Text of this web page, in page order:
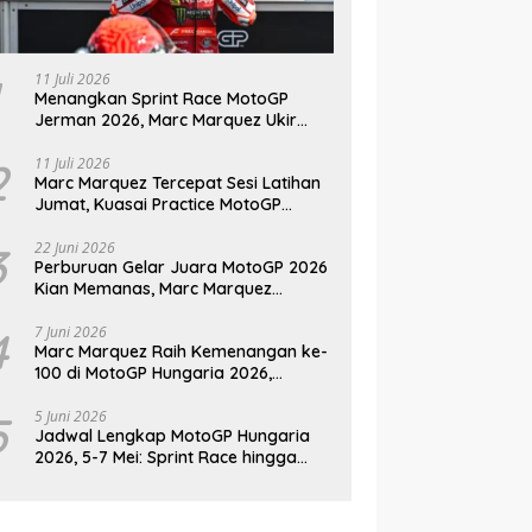
11 Juli 2026
Menangkan Sprint Race MotoGP
Jerman 2026, Marc Marquez Ukir
11 Juli 2026
Marc Marquez Tercepat Sesi Latihan
Jumat, Kuasai Practice MotoGP
22 Juni 2026
Perburuan Gelar Juara MotoGP 2026
Kian Memanas, Marc Marquez
7 Juni 2026
Marc Marquez Raih Kemenangan ke-
100 di MotoGP Hungaria 2026,
5 Juni 2026
Jadwal Lengkap MotoGP Hungaria
2026, 5-7 Mei: Sprint Race hingga